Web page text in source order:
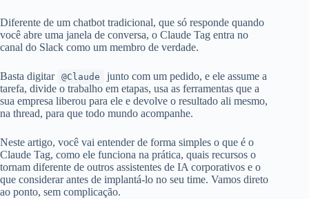
Diferente de um chatbot tradicional, que só responde quando
você abre uma janela de conversa, o Claude Tag entra no
canal do Slack como um membro de verdade.
Basta digitar @Claude
junto com um pedido, e ele assume a
tarefa, divide o trabalho em etapas, usa as ferramentas que a
sua empresa liberou para ele e devolve o resultado ali mesmo,
na thread, para que todo mundo acompanhe.
Neste artigo, você vai entender de forma simples o que é o
Claude Tag, como ele funciona na prática, quais recursos o
tornam diferente de outros assistentes de IA corporativos e o
que considerar antes de implantá-lo no seu time. Vamos direto
ao ponto, sem complicação.